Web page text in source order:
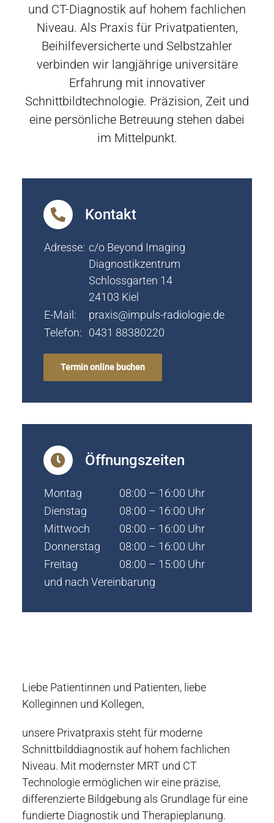
und CT-Diagnostik auf hohem fachlichen
Niveau. Als Praxis für Privatpatienten,
Beihilfeversicherte und Selbstzahler
verbinden wir langjährige universitäre
Erfahrung mit innovativer
Schnittbildtechnologie. Präzision, Zeit und
eine persönliche Betreuung stehen dabei
im Mittelpunkt.
Kontakt
Adresse: c/o Beyond Imaging
Diagnostikzentrum
Schlossgarten 14
24103 Kiel
E-Mail:
praxis@impuls-radiologie.de
Telefon:
0431 88380220
Termin online buchen
Öffnungszeiten
Montag
08:00 – 16:00 Uhr
Dienstag
08:00 – 16:00 Uhr
Mittwoch
08:00 – 16:00 Uhr
Donnerstag
08:00 – 16:00 Uhr
Freitag
08:00 – 15:00 Uhr
und nach Vereinbarung
Liebe Patientinnen und Patienten, liebe
Kolleginnen und Kollegen,
unsere Privatpraxis steht für moderne
Schnittbilddiagnostik auf hohem fachlichen
Niveau. Mit modernster MRT und CT
Technologie ermöglichen wir eine präzise,
differenzierte Bildgebung als Grundlage für eine
fundierte Diagnostik und Therapieplanung.